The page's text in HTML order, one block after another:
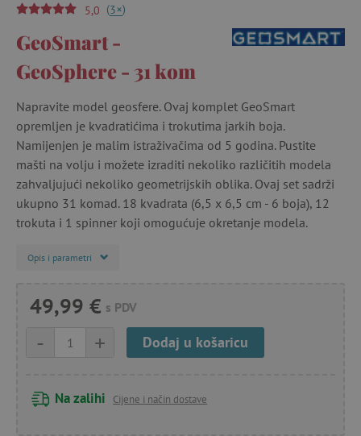
5,0 (3+)
GeoSmart -
GeoSphere - 31 kom
Napravite model geosfere. Ovaj komplet GeoSmart
opremljen je kvadratićima i trokutima jarkih boja.
Namijenjen je malim istraživačima od 5 godina. Pustite
mašti na volju i možete izraditi nekoliko različitih modela
zahvaljujući nekoliko geometrijskih oblika. Ovaj set sadrži
ukupno 31 komad. 18 kvadrata (6,5 x 6,5 cm - 6 boja), 12
trokuta i 1 spinner koji omogućuje okretanje modela.
Opis i parametri
49,99 € s PDV
+
- Dodaj u košaricu
Na zalihi Cijene i način dostave